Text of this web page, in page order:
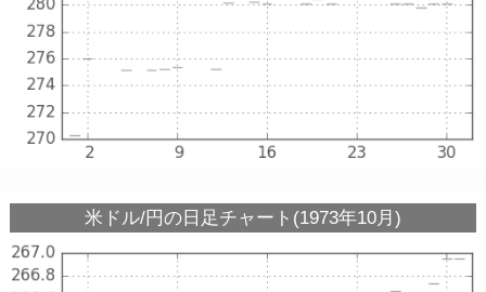
米ドル/円の日足チャート(1973年10月)